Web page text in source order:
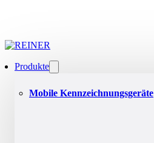
Produkte
Mobile Kennzeichnungsgeräte